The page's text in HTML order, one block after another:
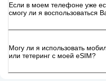
Если в моем телефоне уже
смогу ли я воспользоваться
Могу ли я использовать
или тетеринг с моей eSIM?